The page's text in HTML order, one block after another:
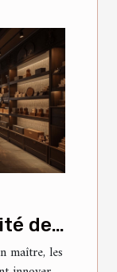
des
les
maître, les